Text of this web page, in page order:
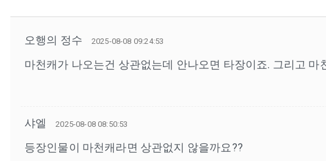
오행의 정수 2025-08-08 09:24:53
마천캐가 나오는건 상관없는데 안나오면 타장이죠. 그리고
샤엘 2025-08-08 08:50:53
등장인물이 마천캐라면 상관없지 않을까요??